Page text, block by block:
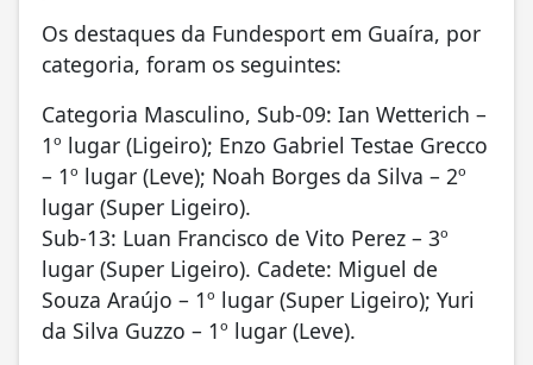
Os destaques da Fundesport em Guaíra, por
categoria, foram os seguintes:
Categoria Masculino, Sub-09: Ian Wetterich –
1º lugar (Ligeiro); Enzo Gabriel Testae Grecco
– 1º lugar (Leve); Noah Borges da Silva – 2º
lugar (Super Ligeiro).
Sub-13: Luan Francisco de Vito Perez – 3º
lugar (Super Ligeiro). Cadete: Miguel de
Souza Araújo – 1º lugar (Super Ligeiro); Yuri
da Silva Guzzo – 1º lugar (Leve).